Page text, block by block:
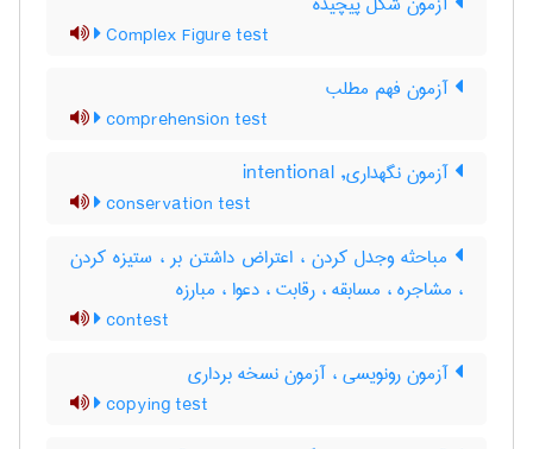
Complex Figure test
آزمون فهم مطلب
comprehension test
آزمون نگهداری, intentional
conservation test
مباحثه وجدل کردن ، اعتراض داشتن بر ، ستیزه کردن
، مشاجره ، مسابقه ، رقابت ، دعوا ، مبارزه
contest
آزمون رونویسی ، آزمون نسخه برداری
copying test